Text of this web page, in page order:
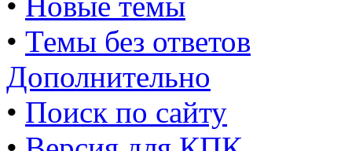
• Темы без ответов
Дополнительно
• Поиск по сайту